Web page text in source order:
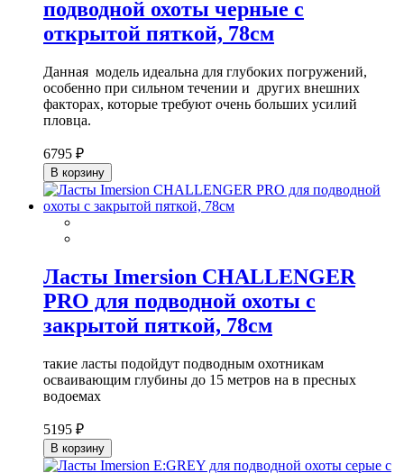
подводной охоты черные с
открытой пяткой, 78см
Данная модель идеальна для глубоких погружений,
особенно при сильном течении и других внешних
факторах, которые требуют очень больших усилий
пловца.
6795 ₽
В корзину
Ласты Imersion CHALLENGER
PRO для подводной охоты с
закрытой пяткой, 78см
такие ласты подойдут подводным охотникам
осваивающим глубины до 15 метров на в пресных
водоемах
5195 ₽
В корзину